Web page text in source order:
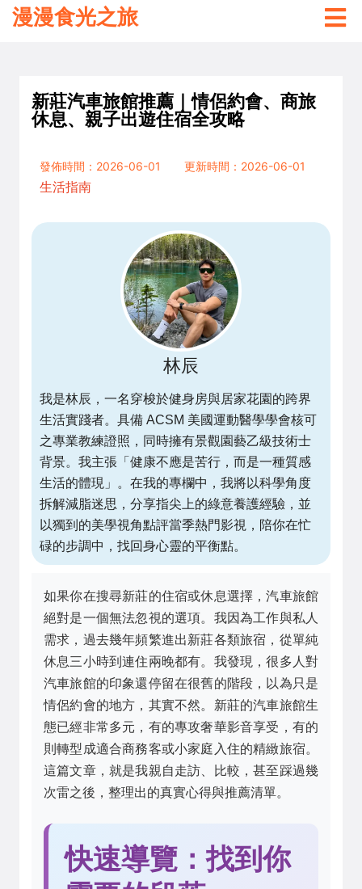
漫漫食光之旅
新莊汽車旅館推薦｜情侶約會、商旅
休息、親子出遊住宿全攻略
發佈時間：2026-06-01
更新時間：2026-06-01
生活指南
林辰
我是林辰，一名穿梭於健身房與居家花園的跨界
生活實踐者。具備 ACSM 美國運動醫學學會核可
之專業教練證照，同時擁有景觀園藝乙級技術士
背景。我主張「健康不應是苦行，而是一種質感
生活的體現」。在我的專欄中，我將以科學角度
拆解減脂迷思，分享指尖上的綠意養護經驗，並
以獨到的美學視角點評當季熱門影視，陪你在忙
碌的步調中，找回身心靈的平衡點。
如果你在搜尋新莊的住宿或休息選擇，汽車旅館
絕對是一個無法忽視的選項。我因為工作與私人
需求，過去幾年頻繁進出新莊各類旅宿，從單純
休息三小時到連住兩晚都有。我發現，很多人對
汽車旅館的印象還停留在很舊的階段，以為只是
情侶約會的地方，其實不然。新莊的汽車旅館生
態已經非常多元，有的專攻奢華影音享受，有的
則轉型成適合商務客或小家庭入住的精緻旅宿。
這篇文章，就是我親自走訪、比較，甚至踩過幾
次雷之後，整理出的真實心得與推薦清單。
快速導覽：找到你